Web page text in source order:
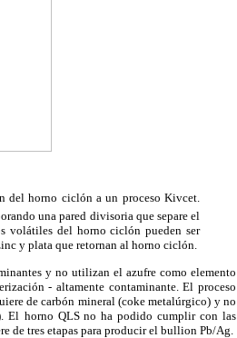
del horno ciclón a un proceso Kivcet.
una pared divisoria que separe el
volátiles del horno ciclón pueden ser
y plata que retornan al horno ciclón.
y no utilizan el azufre como elemento
- altamente contaminante. El proceso
de carbón mineral (coke metalúrgico) y no
El horno QLS no ha podido cumplir con las
de tres etapas para producir el bullion Pb/Ag.